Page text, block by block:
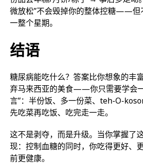
微放松”不会毁掉你的整体控糖——但
一整个星期。
结语
糖尿病能吃什么？答案比你想象的丰
弃马来西亚的美食——你只需要学会
言”：半份饭、多一份菜、teh-O-
先吃菜再吃饭、吃完走一走。
这不是剥夺，而是升级。当你掌握了
现：控制血糖的同时，你吃得更好、
前更健康。